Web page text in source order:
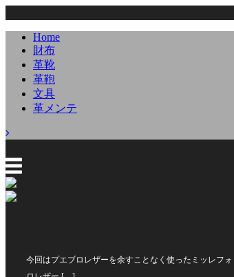
Home
財布
革靴
革鞄
文具
革メンテ
今回はプエブロレザーを余すことなく使ったミッレフ